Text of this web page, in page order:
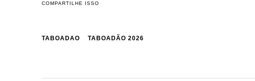
COMPARTILHE ISSO
TABOADAO TABOADÃO 2026